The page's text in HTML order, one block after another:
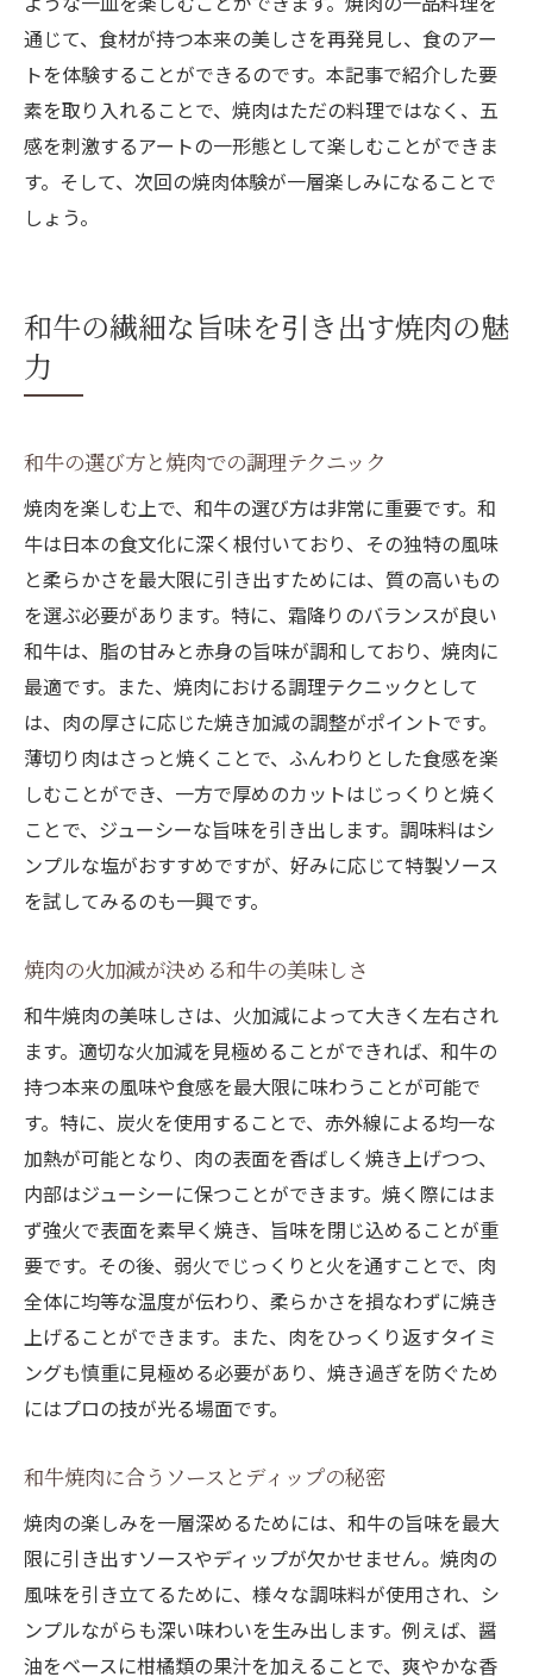
通じて、食材が持つ本来の美しさを再発見し、食のアー
トを体験することができるのです。本記事で紹介した要
素を取り入れることで、焼肉はただの料理ではなく、五
感を刺激するアートの一形態として楽しむことができま
す。そして、次回の焼肉体験が一層楽しみになることで
しょう。
和牛の繊細な旨味を引き出す焼肉の魅
力
和牛の選び方と焼肉での調理テクニック
焼肉を楽しむ上で、和牛の選び方は非常に重要です。和
牛は日本の食文化に深く根付いており、その独特の風味
と柔らかさを最大限に引き出すためには、質の高いもの
を選ぶ必要があります。特に、霜降りのバランスが良い
和牛は、脂の甘みと赤身の旨味が調和しており、焼肉に
最適です。また、焼肉における調理テクニックとして
は、肉の厚さに応じた焼き加減の調整がポイントです。
薄切り肉はさっと焼くことで、ふんわりとした食感を楽
しむことができ、一方で厚めのカットはじっくりと焼く
ことで、ジューシーな旨味を引き出します。調味料はシ
ンプルな塩がおすすめですが、好みに応じて特製ソース
を試してみるのも一興です。
焼肉の火加減が決める和牛の美味しさ
和牛焼肉の美味しさは、火加減によって大きく左右され
ます。適切な火加減を見極めることができれば、和牛の
持つ本来の風味や食感を最大限に味わうことが可能で
す。特に、炭火を使用することで、赤外線による均一な
加熱が可能となり、肉の表面を香ばしく焼き上げつつ、
内部はジューシーに保つことができます。焼く際にはま
ず強火で表面を素早く焼き、旨味を閉じ込めることが重
要です。その後、弱火でじっくりと火を通すことで、肉
全体に均等な温度が伝わり、柔らかさを損なわずに焼き
上げることができます。また、肉をひっくり返すタイミ
ングも慎重に見極める必要があり、焼き過ぎを防ぐため
にはプロの技が光る場面です。
和牛焼肉に合うソースとディップの秘密
焼肉の楽しみを一層深めるためには、和牛の旨味を最大
限に引き出すソースやディップが欠かせません。焼肉の
風味を引き立てるために、様々な調味料が使用され、シ
ンプルながらも深い味わいを生み出します。例えば、醤
油をベースに柑橘類の果汁を加えることで、爽やかな香